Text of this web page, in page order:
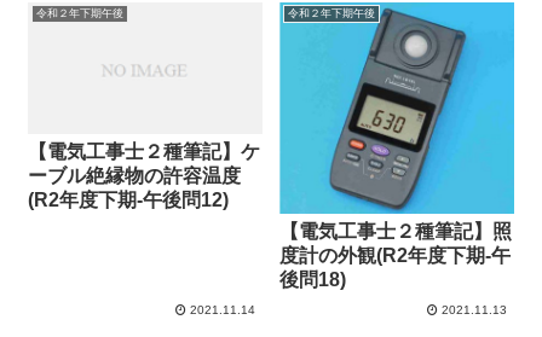
令和２年下期午後
【電気工事士２種筆記】ケ
ーブル絶縁物の許容温度
(R2年度下期-午後問12)
2021.11.14
令和２年下期午後
【電気工事士２種筆記】照
度計の外観(R2年度下期-午
後問18)
2021.11.13